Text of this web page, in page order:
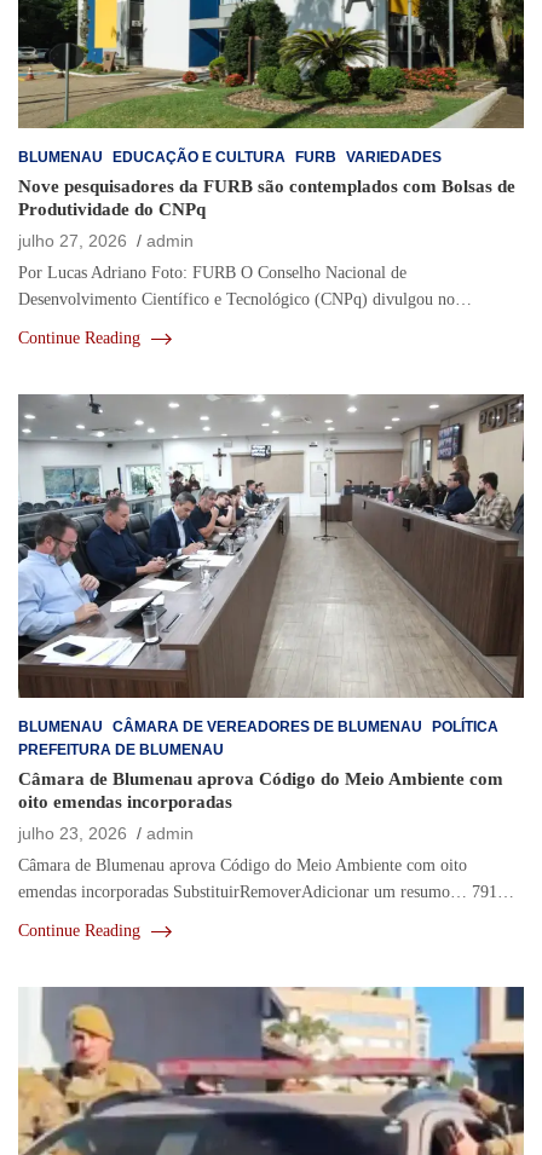
BLUMENAU EDUCAÇÃO E CULTURA FURB VARIEDADES
Nove pesquisadores da FURB são contemplados com Bolsas de
Produtividade do CNPq
julho 27, 2026
admin
Por Lucas Adriano Foto: FURB O Conselho Nacional de
Desenvolvimento Científico e Tecnológico (CNPq) divulgou no…
Continue Reading
BLUMENAU CÂMARA DE VEREADORES DE BLUMENAU
POLÍTICA
PREFEITURA DE BLUMENAU
Câmara de Blumenau aprova Código do Meio Ambiente com
oito emendas incorporadas
julho 23, 2026
admin
Câmara de Blumenau aprova Código do Meio Ambiente com oito
emendas incorporadas SubstituirRemoverAdicionar um resumo… 791…
Continue Reading